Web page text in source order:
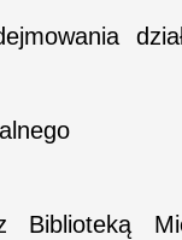
Biblioteką